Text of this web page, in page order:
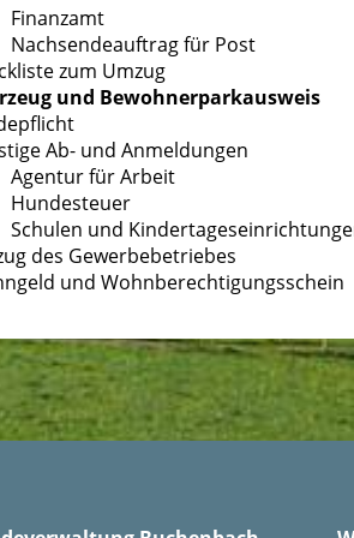
Finanzamt
Nachsendeauftrag für Post
zum Umzug
und Bewohnerparkausweis
Ab- und Anmeldungen
Agentur für Arbeit
Hundesteuer
Schulen und
des Gewerbebetriebes
und Wohnberechtigungsschein